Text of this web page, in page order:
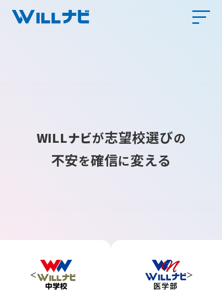
WILLナビが志望校選びの
不安を確信に変える